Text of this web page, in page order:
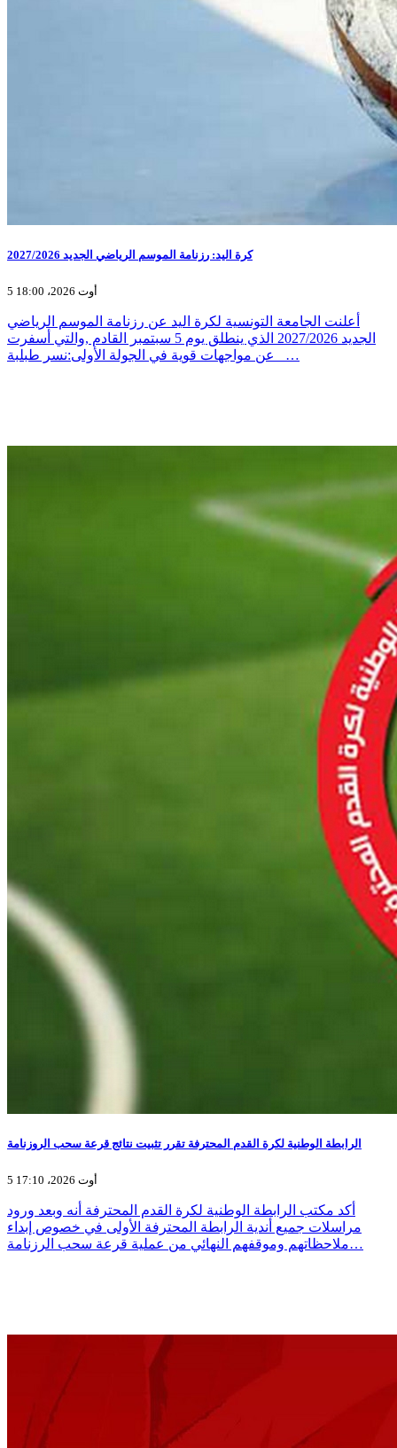
كرة اليد: رزنامة الموسم الرياضي الجديد 2027/2026
5 أوت 2026، 18:00
أعلنت الجامعة التونسية لكرة اليد عن رزنامة الموسم الرياضي
الجديد 2027/2026 الذي ينطلق يوم 5 سبتمبر القادم ,والتي أسفرت
عن مواجهات قوية في الجولة الأولى:نسر طبلبة _…
الرابطة الوطنية لكرة القدم المحترفة تقرر تثبيت نتائج قرعة سحب الروزنامة
5 أوت 2026، 17:10
أكد مكتب الرابطة الوطنية لكرة القدم المحترفة أنه وبعد ورود
مراسلات جميع أندية الرابطة المحترفة الأولى في خصوص إبداء
ملاحظاتهم وموقفهم النهائي من عملية قرعة سحب الرزنامة…